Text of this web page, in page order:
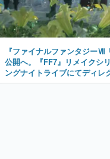
『ファイナルファンタジーⅦ
公開へ。『FF7』リメイク
ングナイトライブにてディレ